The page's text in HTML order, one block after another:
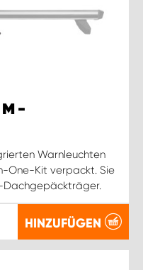
M -
Warnleuchten
One-Kit verpackt. Sie
Dachgepäckträger.
HINZUFÜGEN